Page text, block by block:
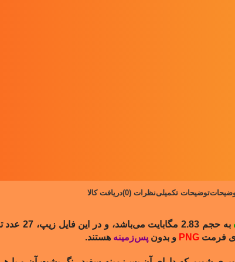
توضیحات تکمیلینظرات (0) دریافت کالا
به حجم 2.83 مگابایت می‌باشد، و در این فایل زیپ، 27 عدد تصویر از نمادها و سمبل‌های
فرمت PNG و بدون پس‌زمینه هستند.